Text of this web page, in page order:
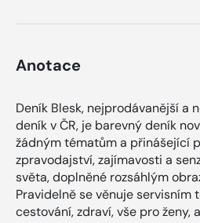
Anotace
Deník Blesk, nejprodávanější a
deník v ČR, je barevný deník
žádným tématům a přinášející
zpravodajství, zajímavosti a
světa, doplněné rozsáhlým
Pravidelně se věnuje servisním
cestování, zdraví, vše pro ženy,